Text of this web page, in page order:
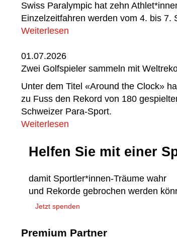
Swiss Paralympic hat zehn
Einzelzeitfahren werden vom 4. bis 7.
Weiterlesen
01.07.2026
Zwei Golfspieler sammeln mit
Unter dem Titel «Around the Clock»
zu Fuss den Rekord von 180
Schweizer Para-Sport.
Weiterlesen
Helfen Sie mit einer
damit Sportler*innen-Träume wahr
und Rekorde gebrochen werden
Jetzt spenden
Premium Partner